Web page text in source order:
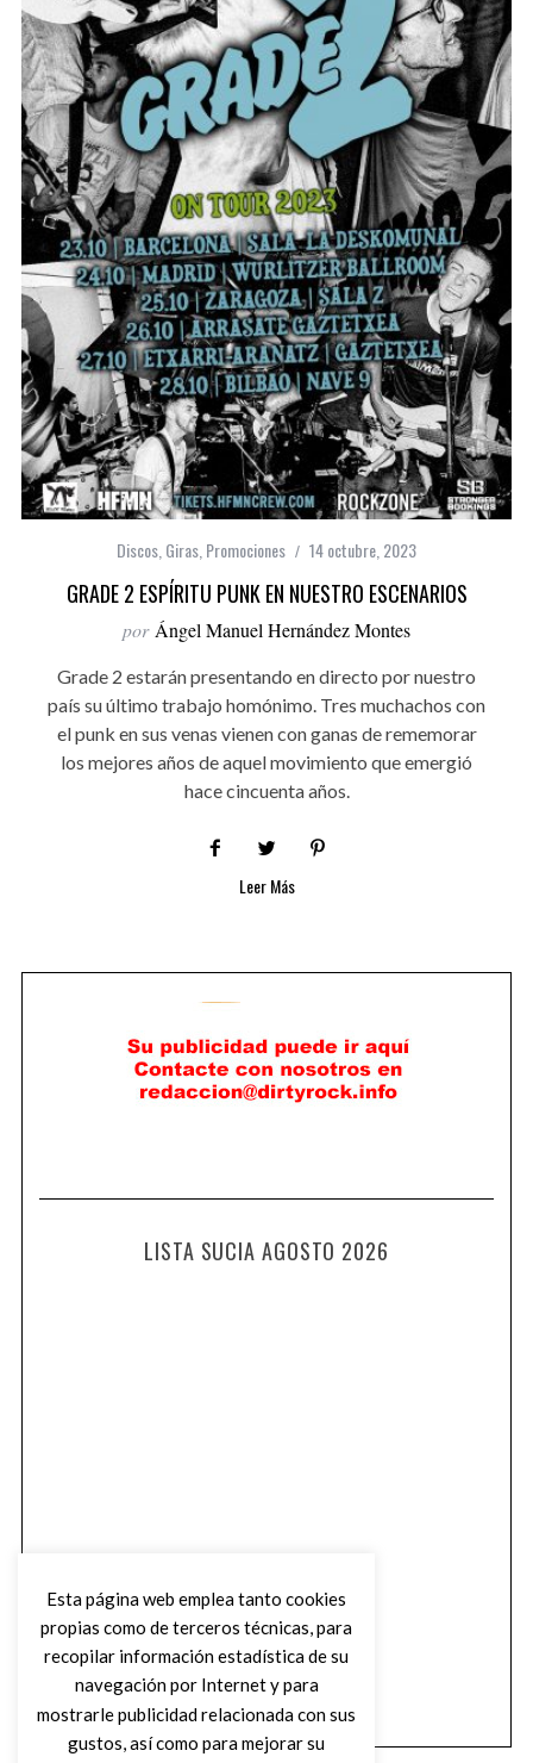
Discos Giras Promociones 14 octubre, 2023
GRADE 2 ESPÍRITU PUNK EN NUESTRO ESCENARIOS
por Ángel Manuel Hernández Montes
Grade 2 estarán presentando en directo por nuestro
país su último trabajo homónimo. Tres muchachos con
el punk en sus venas vienen con ganas de rememorar
los mejores años de aquel movimiento que emergió
hace cincuenta años.
Leer Más
LISTA SUCIA AGOSTO 2026
Esta página web emplea tanto cookies
propias como de terceros técnicas, para
recopilar información estadística de su
navegación por Internet y para
mostrarle publicidad relacionada con sus
gustos, así como para mejorar su